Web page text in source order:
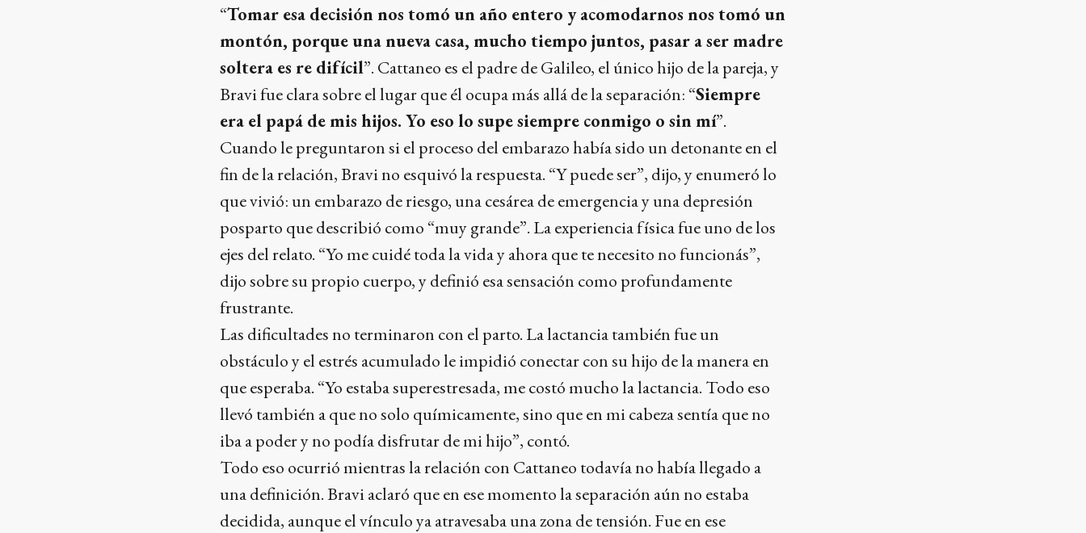
“Tomar esa decisión nos tomó un año entero y acomodarnos nos tomó un
montón, porque una nueva casa, mucho tiempo juntos, pasar a ser madre
soltera es re difícil”. Cattaneo es el padre de Galileo, el único hijo de la pareja, y
Bravi fue clara sobre el lugar que él ocupa más allá de la separación: “Siempre
era el papá de mis hijos. Yo eso lo supe siempre conmigo o sin mí”.
Cuando le preguntaron si el proceso del embarazo había sido un detonante en el
fin de la relación, Bravi no esquivó la respuesta. “Y puede ser”, dijo, y enumeró lo
que vivió: un embarazo de riesgo, una cesárea de emergencia y una depresión
posparto que describió como “muy grande”. La experiencia física fue uno de los
ejes del relato. “Yo me cuidé toda la vida y ahora que te necesito no funcionás”,
dijo sobre su propio cuerpo, y definió esa sensación como profundamente
frustrante.
Las dificultades no terminaron con el parto. La lactancia también fue un
obstáculo y el estrés acumulado le impidió conectar con su hijo de la manera en
que esperaba. “Yo estaba superestresada, me costó mucho la lactancia. Todo eso
llevó también a que no solo químicamente, sino que en mi cabeza sentía que no
iba a poder y no podía disfrutar de mi hijo”, contó.
Todo eso ocurrió mientras la relación con Cattaneo todavía no había llegado a
una definición. Bravi aclaró que en ese momento la separación aún no estaba
decidida, aunque el vínculo ya atravesaba una zona de tensión. Fue en ese